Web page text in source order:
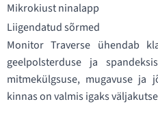
Mikrokiust ninalapp
Liigendatud sõrmed
Monitor Traverse ühendab
geelpolsterduse ja
mitmekülgsuse, mugavuse ja
kinnas on valmis igaks